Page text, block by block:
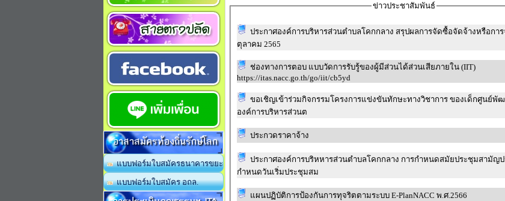
อาสาสมัครท้องถิ่นรักษ์โลก
แบบฟอร์มใบสมัครธนาคารขยะ
แบบฟอร์มใบสมัคร อถล.
ข่าวประชาสัมพันธ์
ประกาศองค์การบริหารส่วนตำบลโคกกลาง สรุปผลการจัดซื้อจัดจ้างหรือกา
ตุลาคม 2565
ช่องทางการตอบ แบบวัดการรับรู้ของผู้มีส่วนได้ส่วนเสียภายใน (IIT)
https://itas.nacc.go.th/go/iit/cb5yd
ขอเชิญเข้าร่วมกิจกรรมโครงการแข่งขันทักษะทางวิชาการ ของเด็กศูนย์พั
องค์การบริหารส่วนต
ประกวดราคาจ้าง
ประกาศองค์การบริหหารส่วนตำบลโคกกลาง การกำหนดสมัยประชุมสามัญประจ
กำหนดวันเริ่มประชุมสม
แผนปฏิบัติการป้องกันการทุจริตตามระบบ E-PlanNACC พ.ศ.2566